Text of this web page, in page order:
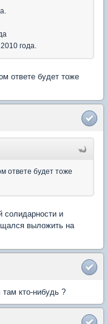
года.
ответе будет тоже
ответе будет тоже
солидарности и
выложить на
кто-нибудь ?